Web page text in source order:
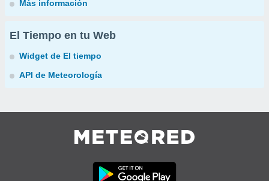
Más información
El Tiempo en tu Web
Widget de El tiempo
API de Meteorología